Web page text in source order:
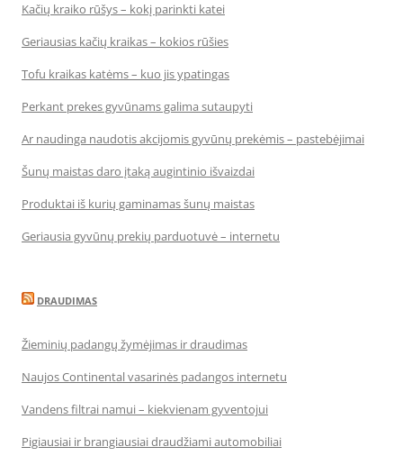
Kačių kraiko rūšys – kokį parinkti katei
Geriausias kačių kraikas – kokios rūšies
Tofu kraikas katėms – kuo jis ypatingas
Perkant prekes gyvūnams galima sutaupyti
Ar naudinga naudotis akcijomis gyvūnų prekėmis – pastebėjimai
Šunų maistas daro įtaką augintinio išvaizdai
Produktai iš kurių gaminamas šunų maistas
Geriausia gyvūnų prekių parduotuvė – internetu
DRAUDIMAS
Žieminių padangų žymėjimas ir draudimas
Naujos Continental vasarinės padangos internetu
Vandens filtrai namui – kiekvienam gyventojui
Pigiausiai ir brangiausiai draudžiami automobiliai